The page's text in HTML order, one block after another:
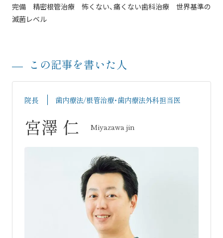
完備 精密根管治療 怖くない、痛くない歯科治療 世界基準の
滅菌レベル
この記事を書いた人
院長 歯内療法/根管治療・歯内療法外科担当医
宮澤 仁 Miyazawa jin